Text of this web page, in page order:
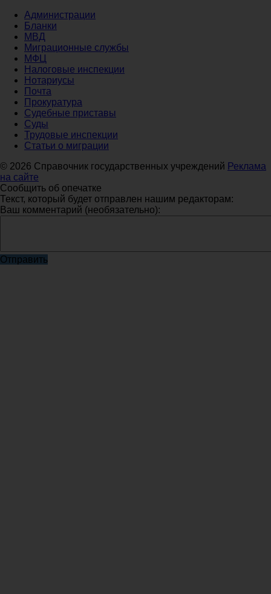
Администрации
Бланки
МВД
Миграционные службы
МФЦ
Налоговые инспекции
Нотариусы
Почта
Прокуратура
Судебные приставы
Суды
Трудовые инспекции
Статьи о миграции
© 2026 Справочник государственных учреждений Реклама
на сайте
Сообщить об опечатке
Текст, который будет отправлен нашим редакторам:
Ваш комментарий (необязательно):
Отправить